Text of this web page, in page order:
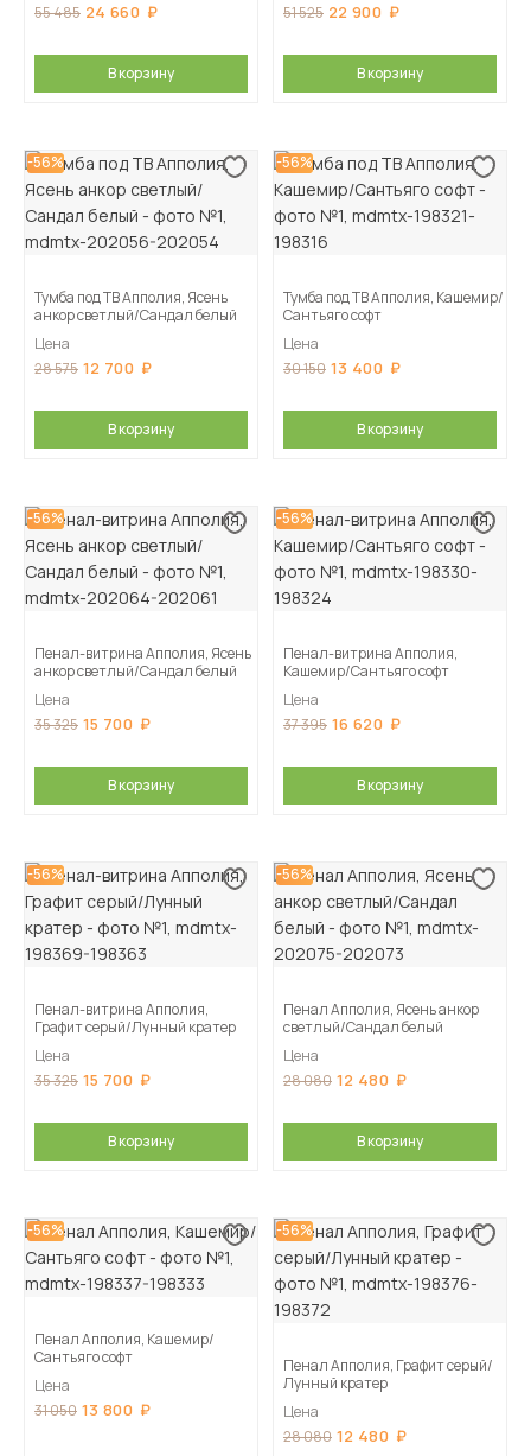
55 485 24 660
В корзину
51 525 22 900
В корзину
-56%
Тумба под ТВ Апполия, Ясень
анкор светлый/Сандал белый
Цена
28 575 12 700
В корзину
-56%
Тумба под ТВ Апполия, Кашемир/
Сантьяго софт
Цена
30 150 13 400
В корзину
-56%
Пенал-витрина Апполия, Ясень
анкор светлый/Сандал белый
Цена
35 325 15 700
В корзину
-56%
Пенал-витрина Апполия,
Кашемир/Сантьяго софт
Цена
37 395 16 620
В корзину
-56%
Пенал-витрина Апполия,
Графит серый/Лунный кратер
Цена
35 325 15 700
В корзину
-56%
Пенал Апполия, Ясень анкор
светлый/Сандал белый
Цена
28 080 12 480
В корзину
-56%
Пенал Апполия, Кашемир/
Сантьяго софт
Цена
31 050 13 800
-56%
Пенал Апполия, Графит серый/
Лунный кратер
Цена
28 080 12 480